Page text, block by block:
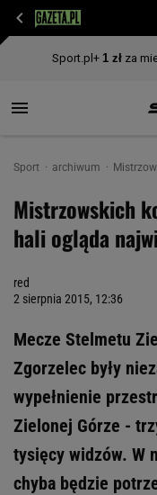
Sport archiwum
Mistrzowskich
hali ogląda
red
2 sierpnia 2015, 12:36
Mecze Stelmetu
Zgorzelec były
wypełnienie
Zielonej Górze -
tysięcy widzów. W
chyba będzie